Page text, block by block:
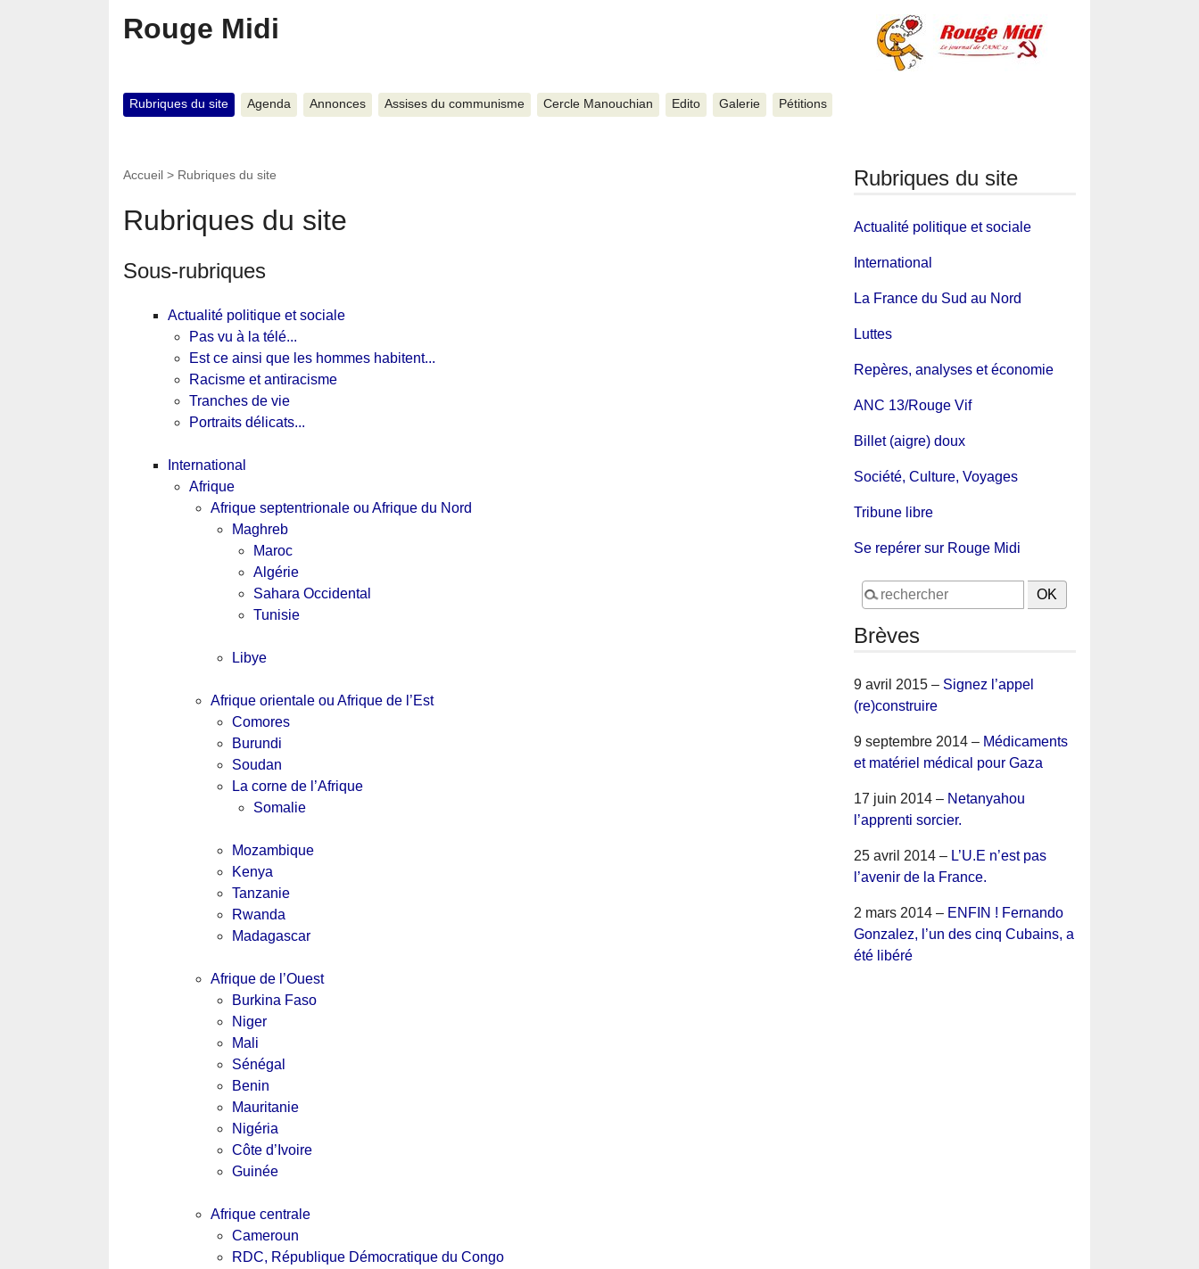
Rouge Midi
Rubriques du site Agenda Annonces Assises du communisme Cercle Manouchian Edito Galerie Pétitions
Accueil > Rubriques du site
Rubriques du site
Sous-rubriques
Actualité politique et sociale
Pas vu à la télé...
Est ce ainsi que les hommes habitent...
Racisme et antiracisme
Tranches de vie
Portraits délicats...
International
Afrique
Afrique septentrionale ou Afrique du Nord
Maghreb
Maroc
Algérie
Sahara Occidental
Tunisie
Libye
Afrique orientale ou Afrique de l’Est
Comores
Burundi
Soudan
La corne de l’Afrique
Somalie
Mozambique
Kenya
Tanzanie
Rwanda
Madagascar
Afrique de l’Ouest
Burkina Faso
Niger
Mali
Sénégal
Benin
Mauritanie
Nigéria
Côte d’Ivoire
Guinée
Afrique centrale
Cameroun
RDC, République Démocratique du Congo
Rubriques du site
Actualité politique et sociale
International
La France du Sud au Nord
Luttes
Repères, analyses et économie
ANC 13/Rouge Vif
Billet (aigre) doux
Société, Culture, Voyages
Tribune libre
Se repérer sur Rouge Midi
Brèves
9 avril 2015 – Signez l’appel
(re)construire
9 septembre 2014 – Médicaments
et matériel médical pour Gaza
17 juin 2014 – Netanyahou
l’apprenti sorcier.
25 avril 2014 – L’U.E n’est pas
l’avenir de la France.
2 mars 2014 – ENFIN ! Fernando
Gonzalez, l’un des cinq Cubains, a
été libéré